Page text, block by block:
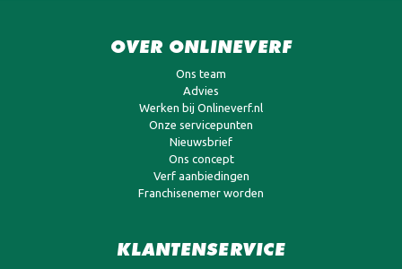
OVER ONLINEVERF
Ons team
Advies
Werken bij Onlineverf.nl
Onze servicepunten
Nieuwsbrief
Ons concept
Verf aanbiedingen
Franchisenemer worden
KLANTENSERVICE